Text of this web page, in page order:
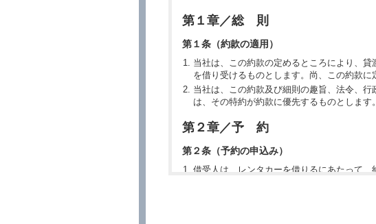
第１章／総 則
第１条（約款の適用）
当社は、この約款の定めるところにより、
を借り受けるものとします。尚、この約款
当社は、この約款及び細則の趣旨、法令、
は、その特約が約款に優先するものとします。
第２章／予 約
第２条（予約の申込み）
借受人は、レンタカーを借りるにあたって
予約の申込みを行うことができます。なお